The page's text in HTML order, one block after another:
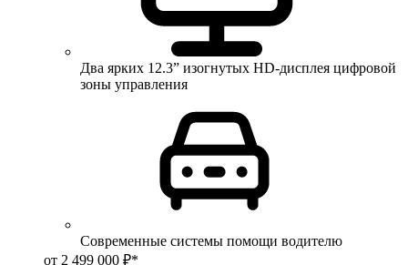
Два ярких 12.3” изогнутых HD-дисплея цифровой
зоны управления
Современные системы помощи водителю
от 2 499 000 ₽*